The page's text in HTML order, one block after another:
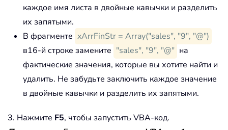
Set xURg = xWSh .UsedRange
Set
For
Each xFindRg In xURg
For xJ = LBound( xArrFinStr
xFindRg.Text
                xBol
True
If xFindRgs Is
Set xFindRgs
Set xFindRgs
каждое имя листа в двойные кавычки и разделить
их запятыми.
В фрагменте xArrFinStr = Array("sales", "9", "@")
в16-й строке замените "sales", "9", "@" на
фактические значения, которые вы хотите найти и
удалить. Не забудьте заключить каждое значение
в двойные кавычки и разделить их запятыми.
3. Нажмите F5, чтобы запустить VBA-код.